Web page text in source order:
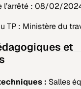
l’arrêté : 08/02/
TP : Ministère du
et
: Salles